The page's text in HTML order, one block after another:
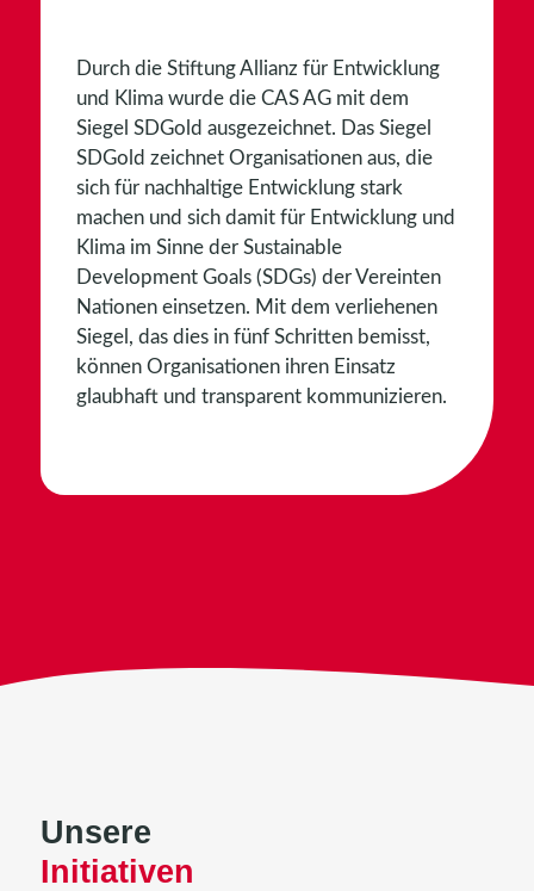
Durch die Stiftung Allianz für Entwicklung
und Klima wurde die CAS AG mit dem
Siegel SDGold ausgezeichnet. Das Siegel
SDGold zeichnet Organisationen aus, die
sich für nachhaltige Entwicklung stark
machen und sich damit für Entwicklung und
Klima im Sinne der Sustainable
Development Goals (SDGs) der Vereinten
Nationen einsetzen. Mit dem verliehenen
Siegel, das dies in fünf Schritten bemisst,
können Organisationen ihren Einsatz
glaubhaft und transparent kommunizieren.
Unsere
Initiativen